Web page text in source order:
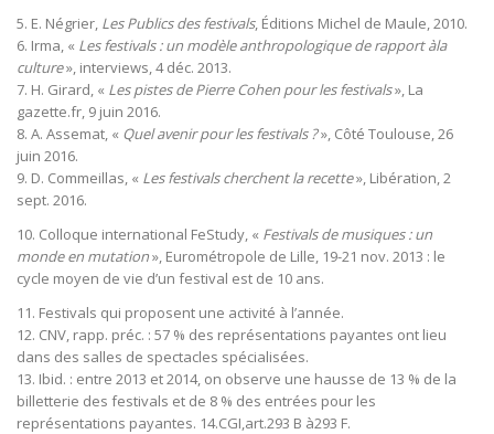
5. E. Négrier, Les Publics des festivals, Éditions Michel de Maule, 2010.
6. Irma, « Les festivals : un modèle anthropologique de rapport àla
culture», interviews, 4 déc. 2013.
7. H. Girard, « Les pistes de Pierre Cohen pour les festivals», La
gazette.fr, 9 juin 2016.
8. A. Assemat, « Quel avenir pour les festivals ?», Côté Toulouse, 26
juin 2016.
9. D. Commeillas, « Les festivals cherchent la recette», Libération, 2
sept. 2016.
10. Colloque international FeStudy, « Festivals de musiques : un
monde en mutation», Eurométropole de Lille, 19-21 nov. 2013 : le
cycle moyen de vie d’un festival est de 10 ans.
11. Festivals qui proposent une activité à l’année.
12. CNV, rapp. préc. : 57 % des représentations payantes ont lieu
dans des salles de spectacles spécialisées.
13. Ibid. : entre 2013 et 2014, on observe une hausse de 13 % de la
billetterie des festivals et de 8 % des entrées pour les
représentations payantes. 14.CGI,art.293 B à293 F.